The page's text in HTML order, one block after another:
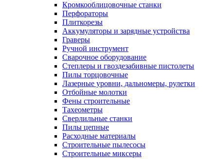
Кромкооблицовочные станки
Перфораторы
Плиткорезы
Аккумуляторы и зарядные устройства
Граверы
Ручной инструмент
Сварочное оборудование
Степлеры и гвоздезабивные пистолеты
Пилы торцовочные
Лазерные уровни, дальномеры, рулетки
Отбойные молотки
Фены строительные
Тахеометры
Сверлильные станки
Пилы цепные
Расходные материалы
Строительные пылесосы
Строительные миксеры